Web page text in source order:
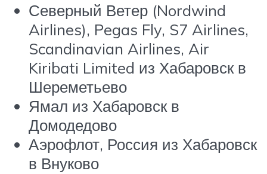
Северный Ветер (Nordwind
Airlines), Pegas Fly, S7 Airlines,
Scandinavian Airlines, Air
Kiribati Limited из Хабаровск в
Шереметьево
Ямал из Хабаровск в
Домодедово
Аэрофлот, Россия из Хабаровск
в Внуково